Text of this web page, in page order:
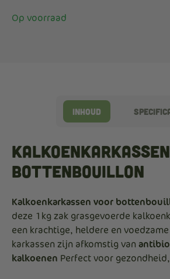
Op voorraad
Inhoud
Bottenbouillon
Kalkoenkarkassen voor
deze 1 kg zak grasgevoerde
een krachtige, heldere en
karkassen zijn afkomstig van
kalkoenen Perfect voor